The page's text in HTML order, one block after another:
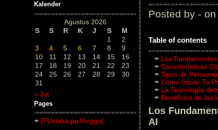
Kalender
Agustus 2026
S
S R K J S
M
1
2
3
4 5 6 7 8
9
10
11 12 13 14 15
16
17
18 19 20 21 22
23
24
25 26 27 28 29
30
31
« Jul
Pages
[PUstaka puJAngga]
Posted by - on
Table of contents
Los
Características
Tipos de
Cómo Iniciar Tu
La Tecnología
Beneficios de las
Los
AI